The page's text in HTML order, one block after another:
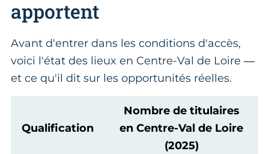
apportent
Avant d'entrer dans les conditions d'accès,
voici l'état des lieux en Centre-Val de Loire —
et ce qu'il dit sur les opportunités réelles.
Qualification
Nombre de titulaires
en Centre-Val de Loire
(2025)